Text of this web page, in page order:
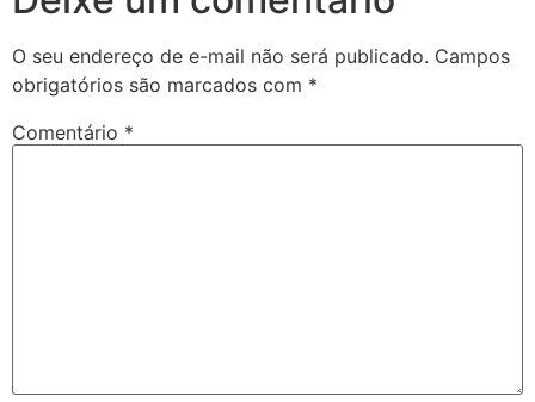
O seu endereço de e-mail não será publicado. Campos
obrigatórios são marcados com *
Comentário *